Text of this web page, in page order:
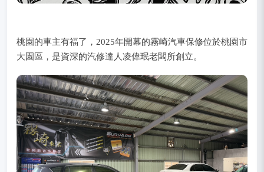
桃園的車主有福了，2025年開幕的霧崎汽車保修位於桃園市
大園區，是資深的汽修達人凌偉珉老闆所創立。